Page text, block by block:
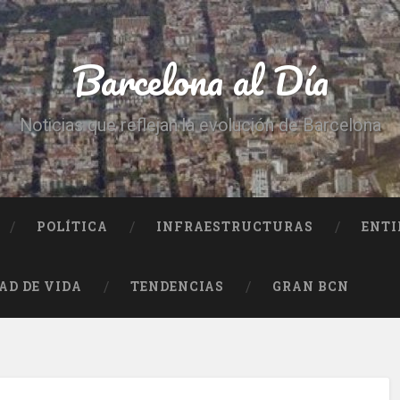
Barcelona al Día
Noticias que reflejan la evolución de Barcelona
POLÍTICA INFRAESTRUCTURAS
DE VIDA TENDENCIAS GRAN BCN